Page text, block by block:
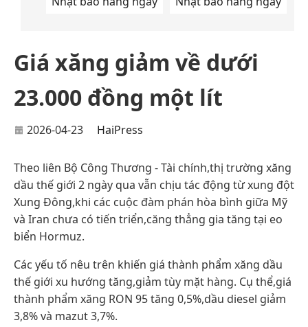
Giá xăng giảm về dưới
23.000 đồng một lít
2026-04-23 HaiPress
Theo liên Bộ Công Thương - Tài chính,thị trường xăng
dầu thế giới 2 ngày qua vẫn chịu tác động từ xung đột
Xung Đông,khi các cuộc đàm phán hòa bình giữa Mỹ
và Iran chưa có tiến triển,căng thẳng gia tăng tại eo
biển Hormuz.
Các yếu tố nêu trên khiến giá thành phẩm xăng dầu
thế giới xu hướng tăng,giảm tùy mặt hàng. Cụ thể,giá
thành phẩm xăng RON 95 tăng 0,5%,dầu diesel giảm
3,8% và mazut 3,7%.